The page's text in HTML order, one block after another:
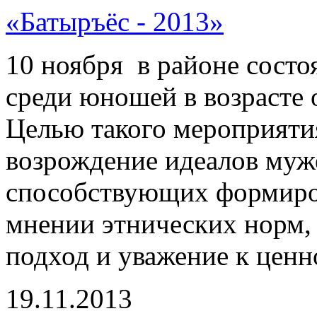
«Батыръёс - 2013»
10 ноября в районе
среди юношей в возрасте
Целью такого
возрождение идеалов
способствующих
мнении этнических
подход и уважение к
19.11.2013